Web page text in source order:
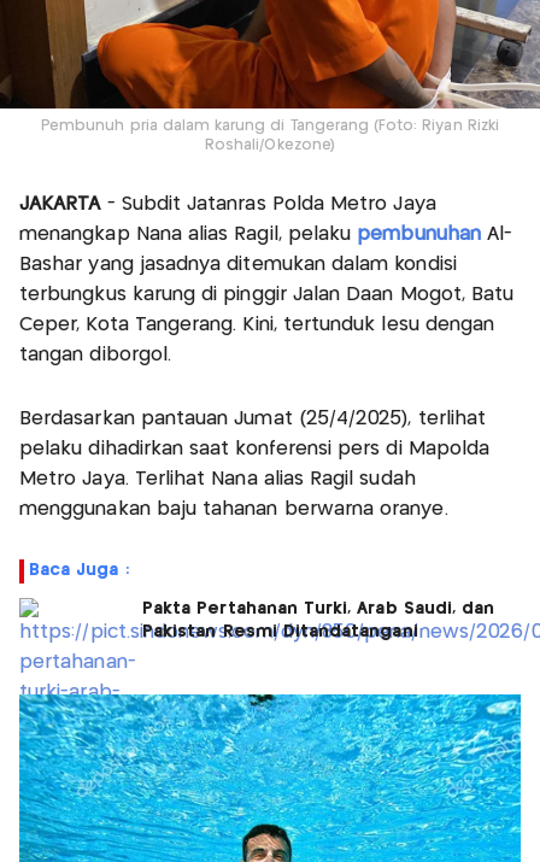
Pembunuh pria dalam karung di Tangerang (Foto: Riyan Rizki
Roshali/Okezone)
JAKARTA- Subdit Jatanras Polda Metro Jaya
menangkap Nana alias Ragil, pelaku pembunuhan Al-
Bashar yang jasadnya ditemukan dalam kondisi
terbungkus karung di pinggir Jalan Daan Mogot, Batu
Ceper, Kota Tangerang. Kini, tertunduk lesu dengan
tangan diborgol.
Berdasarkan pantauan Jumat (25/4/2025), terlihat
pelaku dihadirkan saat konferensi pers di Mapolda
Metro Jaya. Terlihat Nana alias Ragil sudah
menggunakan baju tahanan berwarna oranye.
Baca Juga :
Pakta Pertahanan Turki, Arab Saudi, dan
Pakistan Resmi Ditandatangani